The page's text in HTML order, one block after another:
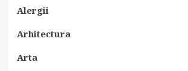
Alergii
Arhitectura
Arta